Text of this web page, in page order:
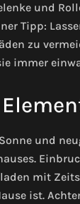
und
Tipp:
zu
immer
und
mit
ist.